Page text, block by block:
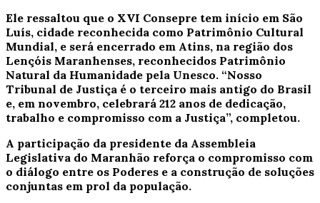
Ele ressaltou que o XVI Consepre tem início em São
Luís, cidade reconhecida como Patrimônio Cultural
Mundial, e será encerrado em Atins, na região dos
Lençóis Maranhenses, reconhecidos Patrimônio
Natural da Humanidade pela Unesco. “Nosso
Tribunal de Justiça é o terceiro mais antigo do Brasil
e, em novembro, celebrará 212 anos de dedicação,
trabalho e compromisso com a Justiça”, completou.
A participação da presidente da Assembleia
Legislativa do Maranhão reforça o compromisso com
o diálogo entre os Poderes e a construção de soluções
conjuntas em prol da população.